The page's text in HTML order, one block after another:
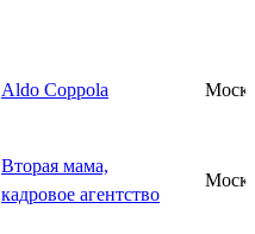
Aldo Coppola
Вторая мама,
кадровое агентство